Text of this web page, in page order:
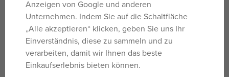
Geschlecht Für Jungs
Farbe Mehrfarbig
Batterie
Anzeigen von Google und anderen
Unternehmen. Indem Sie auf die Schaltfläche
„Alle akzeptieren“ klicken, geben Sie uns Ihr
Einverständnis, diese zu sammeln und zu
verarbeiten, damit wir Ihnen das beste
Einkaufserlebnis bieten können.